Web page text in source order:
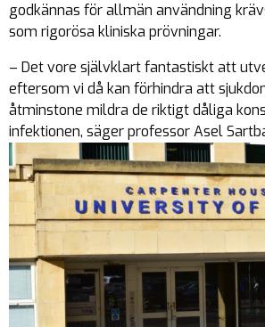
godkännas för allmän användning
som rigorösa kliniska prövningar.
– Det vore självklart fantastiskt att
eftersom vi då kan förhindra att
åtminstone mildra de riktigt dåliga
infektionen, säger professor Asel